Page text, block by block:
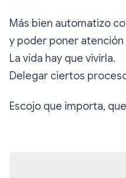
Más bien automatizo
y poder poner
La vida hay que vivirla.
Delegar ciertos
Escojo que importa,